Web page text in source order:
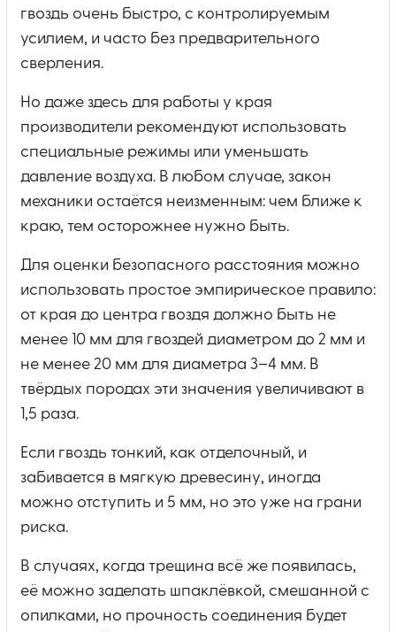
гвоздь очень быстро, с контролируемым
усилием, и часто без предварительного
сверления.
Но даже здесь для работы у края
производители рекомендуют использовать
специальные режимы или уменьшать
давление воздуха. В любом случае, закон
механики остаётся неизменным: чем ближе к
краю, тем осторожнее нужно быть.
Для оценки безопасного расстояния можно
использовать простое эмпирическое правило:
от края до центра гвоздя должно быть не
менее 10 мм для гвоздей диаметром до 2 мм и
не менее 20 мм для диаметра 3–4 мм. В
твёрдых породах эти значения увеличивают в
1,5 раза.
Если гвоздь тонкий, как отделочный, и
забивается в мягкую древесину, иногда
можно отступить и 5 мм, но это уже на грани
риска.
В случаях, когда трещина всё же появилась,
её можно заделать шпаклёвкой, смешанной с
опилками, но прочность соединения будет